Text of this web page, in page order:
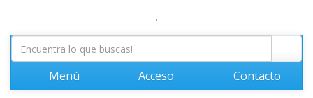
.
Menú Acceso Contacto